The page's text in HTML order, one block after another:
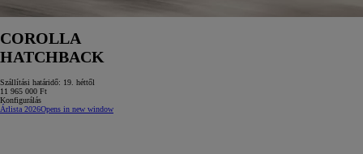
COROLLA
HATCHBACK
Szállítási határidő: 19. héttől
11 965 000 Ft
Konfigurálás
Árlista 2026Opens in new window